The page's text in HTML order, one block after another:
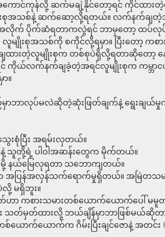
အကောင်ကုန်လို့ ဆက်မချဲ့နိုင်တော့ရင် ကိုင်ထား
းစုအသစ်နဲ့ ဆက်ဆော့လို့ရတယ်။ လက်နက်ချ
အလိုက် ပိုက်ဆံရတာကလွဲရင် ဘာမှတော့ ထပ်လု
မျိုးစုအသစ်ကို စကိုင်လို့ရမှာ။ ပြီးတော့ ကစာ
ထားတဲ့လူမျိုးစုက တစ်စုပဲရှိလို့ရတာဆိုတော့ န
ကိုယ်လက်နက်ချခဲ့တဲ့အရင်လူမျိုးစုက ကမ္ဘာင
။
ာလုပ်မလဲဆိုတဲ့ဆုံးဖြတ်ချက်နဲ့ ရွေးချယ်မှုက
းစုံပြီး အရမ်းလှတယ်။
သူတို့ရဲ့ ပါဝါအဆန်းတွေက မိုက်တယ်။
မို့ နယ်မြေလုရတာ သဘောကျတယ်။
ေက အပြန်အလှန်သက်ရောက်မှုရှိတယ်။ အမြဲတ
လို့ မရှိဘူး။
ဟာ ကစားသမားတစ်ယောက်ယောက်ပေါ်
သတ်မှတ်ထားလို့ ဘယ်ချိန်မှာဘာဖြစ်မယ်ဆိုတ
ာက်ယောက်က ဂိမ်းပြီးချင်ဇောနဲ့ အတင်း